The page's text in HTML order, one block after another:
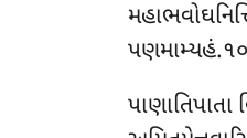
પાણાતિપાતા